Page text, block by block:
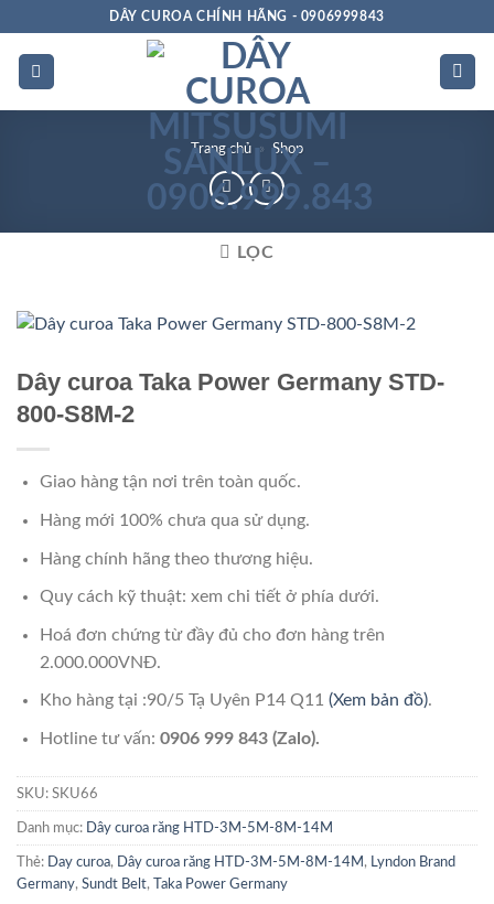
dung
DÂY CUROA CHÍNH HÃNG - 0906999843
Trang chủ » Shop
LỌC
Dây curoa Taka Power Germany STD-
800-S8M-2
Giao hàng tận nơi trên toàn quốc.
Hàng mới 100% chưa qua sử dụng.
Hàng chính hãng theo thương hiệu.
Quy cách kỹ thuật: xem chi tiết ở phía dưới.
Hoá đơn chứng từ đầy đủ cho đơn hàng trên
2.000.000VNĐ.
Kho hàng tại :90/5 Tạ Uyên P14 Q11 (Xem bản đồ).
Hotline tư vấn: 0906 999 843 (Zalo).
SKU: SKU66
Danh mục: Dây curoa răng HTD-3M-5M-8M-14M
Thẻ: Day curoa, Dây curoa răng HTD-3M-5M-8M-14M ,
Lyndon Brand
Germany, Sundt Belt, Taka Power Germany